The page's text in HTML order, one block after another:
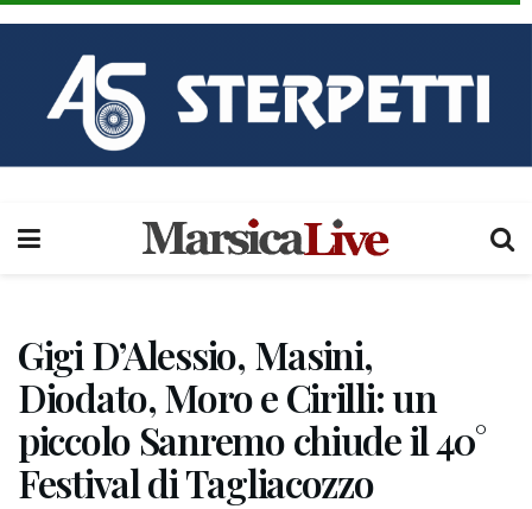
Gigi D’Alessio, Masini,
Diodato, Moro e Cirilli: un
piccolo Sanremo chiude il 40°
Festival di Tagliacozzo